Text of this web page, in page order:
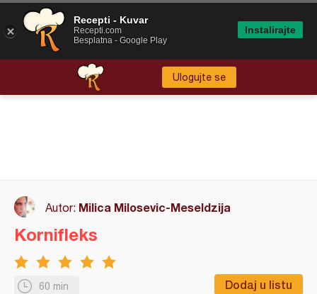
Ulogujte se
Autor: Milica Milosevic-Meseldzija
60 min Dodaj u listu
Kornifleks
Recepti - Kuvar
Recepti.com
Besplatna - Google Play
Instalirajte